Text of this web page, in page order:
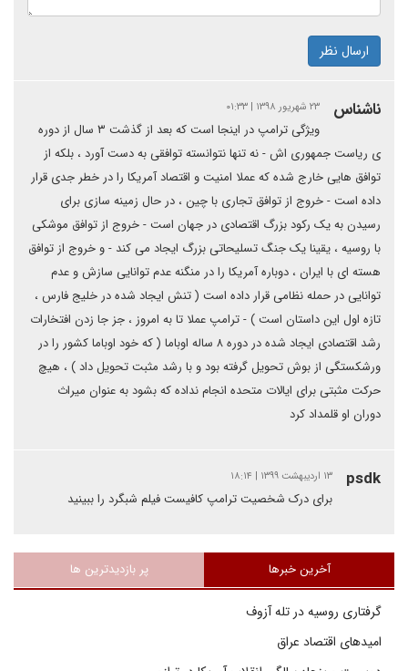
ارسال نظر
ناشناس ۲۳ شهریور ۱۳۹۸ | ۰۱:۳۳
ویژگی ترامپ در اینجا است که بعد از گذشت ۳ سال از دوره
ی ریاست جمهوری اش - نه تنها نتوانسته توافقی به دست آورد ، بلکه از
توافق هایی خارج شده که عملا امنیت و اقتصاد آمریکا را در خطر جدی قرار
داده است - خروج از توافق تجاری با چین ، در حال زمینه سازی برای
رسیدن به یک رکود بزرگ اقتصادی در جهان است - خروج از توافق موشکی
با روسیه ، یقینا یک جنگ تسلیحاتی بزرگ ایجاد می کند - و خروج از توافق
هسته ای با ایران ، دوباره آمریکا را در منگنه عدم توانایی سازش و عدم
توانایی در حمله نظامی قرار داده است ( تنش ایجاد شده در خلیج فارس ،
تازه اول این داستان است ) - ترامپ عملا تا به امروز ، جز جا زدن افتخارات
رشد اقتصادی ایجاد شده در دوره ۸ ساله اوباما ( که خود اوباما کشور را در
ورشکستگی از بوش تحویل گرفته بود و با رشد مثبت تحویل داد ) ، هیچ
حرکت مثبتی برای ایالات متحده انجام نداده که بشود به عنوان میراث
دوران او قلمداد کرد
psdk ۱۳ اردیبهشت ۱۳۹۹ | ۱۸:۱۴
برای درک شخصیت ترامپ کافیست فیلم شبگرد را ببینید
آخرین خبرها پر بازدیدترین ها
گرفتاری روسیه در تله آزوف
امیدهای اقتصاد عراق